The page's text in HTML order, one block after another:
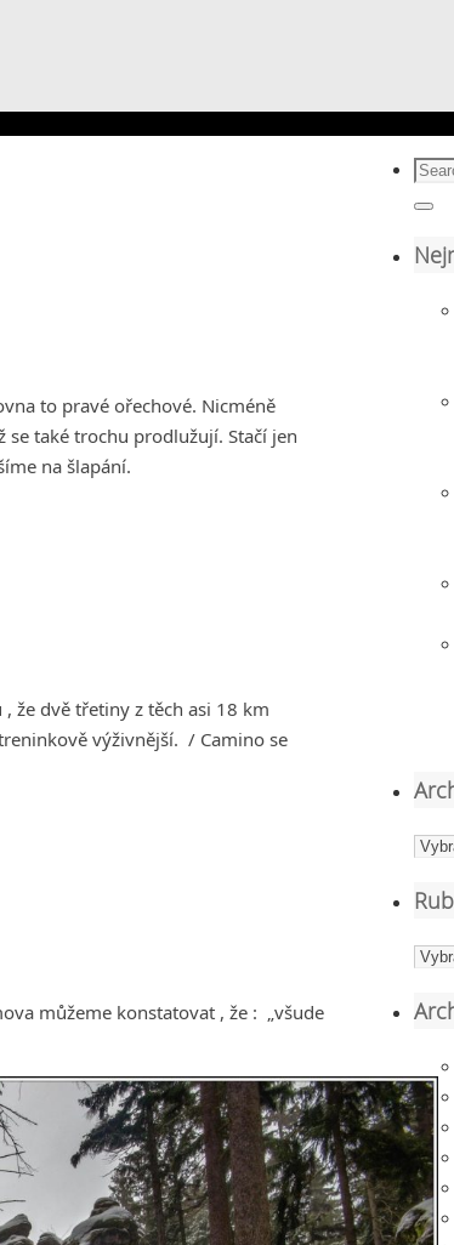
to pravé ořechové. Nicméně
se také trochu prodlužují. Stačí jen
na šlapání.
že dvě třetiny z těch asi 18 km
výživnější. / Camino se
můžeme konstatovat , že : „všude
for: